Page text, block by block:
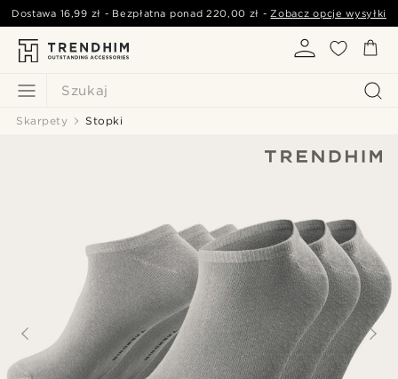
Szukaj
Dostawa 16,99 zł - Bezpłatna ponad220,00 zł -Zobacz opcje wysyłki
Skarpety Stopki